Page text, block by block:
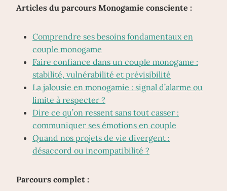
Articles du parcours Monogamie consciente :
Comprendre ses besoins fondamentaux en
couple monogame
Faire confiance dans un couple monogame :
stabilité, vulnérabilité et prévisibilité
La jalousie en monogamie : signal d’alarme ou
limite à respecter ?
Dire ce qu’on ressent sans tout casser :
communiquer ses émotions en couple
Quand nos projets de vie divergent :
désaccord ou incompatibilité ?
Parcours complet :